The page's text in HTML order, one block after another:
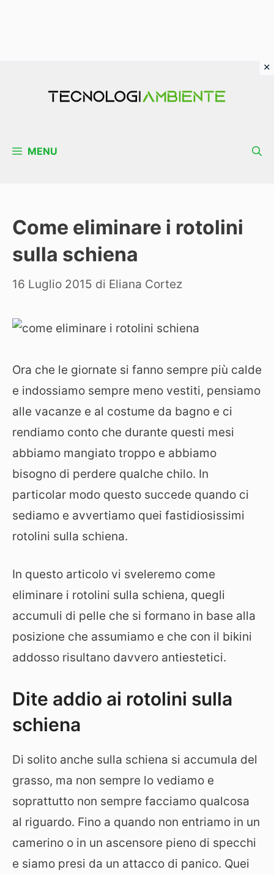
MENU
Come eliminare i rotolini
sulla schiena
16 Luglio 2015 di Eliana Cortez
Ora che le giornate si fanno sempre più calde
e indossiamo sempre meno vestiti, pensiamo
alle vacanze e al costume da bagno e ci
rendiamo conto che durante questi mesi
abbiamo mangiato troppo e abbiamo
bisogno di perdere qualche chilo. In
particolar modo questo succede quando ci
sediamo e avvertiamo quei fastidiosissimi
rotolini sulla schiena.
In questo articolo vi sveleremo come
eliminare i rotolini sulla schiena, quegli
accumuli di pelle che si formano in base alla
posizione che assumiamo e che con il bikini
addosso risultano davvero antiestetici.
Dite addio ai rotolini sulla
schiena
Di solito anche sulla schiena si accumula del
grasso, ma non sempre lo vediamo e
soprattutto non sempre facciamo qualcosa
al riguardo. Fino a quando non entriamo in un
camerino o in un ascensore pieno di specchi
e siamo presi da un attacco di panico. Quei